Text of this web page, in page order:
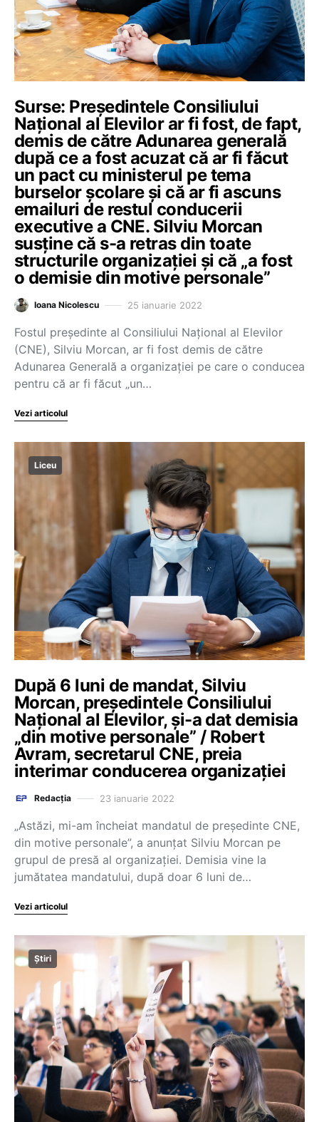
Surse: Președintele Consiliului
Național al Elevilor ar fi fost, de fapt,
demis de către Adunarea generală
după ce a fost acuzat că ar fi făcut
un pact cu ministerul pe tema
burselor școlare și că ar fi ascuns
emailuri de restul conducerii
executive a CNE. Silviu Morcan
susține că s-a retras din toate
structurile organizației și că „a fost
o demisie din motive personale”
Ioana Nicolescu 25 ianuarie 2022
Fostul președinte al Consiliului Național al Elevilor
(CNE), Silviu Morcan, ar fi fost demis de către
Adunarea Generală a organizației pe care o conducea
pentru că ar fi făcut „un…
Vezi articolul
Liceu
După 6 luni de mandat, Silviu
Morcan, președintele Consiliului
Național al Elevilor, și-a dat demisia
„din motive personale” / Robert
Avram, secretarul CNE, preia
interimar conducerea organizației
Redacția 23 ianuarie 2022
„Astăzi, mi-am încheiat mandatul de președinte CNE,
din motive personale”, a anunțat Silviu Morcan pe
grupul de presă al organizației. Demisia vine la
jumătatea mandatului, după doar 6 luni de…
Vezi articolul
Știri